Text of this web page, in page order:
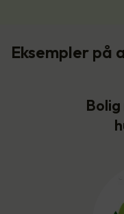
Eksempler på
Bolig